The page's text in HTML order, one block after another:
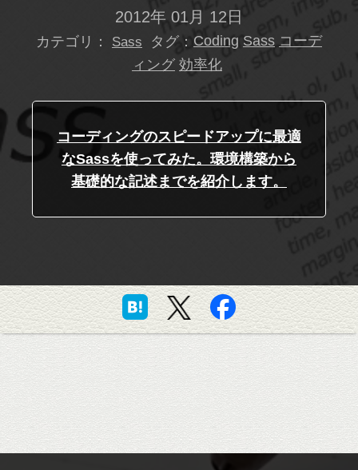
2012年 01月 12日
カテゴリ： Sass タグ： Coding Sass コーデ
ィング 効率化
コーディングのスピードアップに最適
なSassを使ってみた。環境構築から
基礎的な記述までを紹介します。